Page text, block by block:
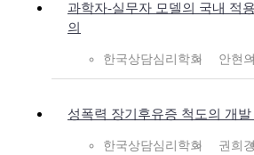
과학자-실무자 모델의 국내 적
의
한국상담심리학회 안현의
성폭력 장기후유증 척도의 개
한국상담심리학회 권희경